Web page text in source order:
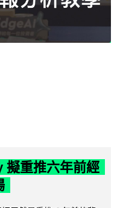
擬重推六年前經